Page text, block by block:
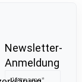
Newsletter-
Anmeldung